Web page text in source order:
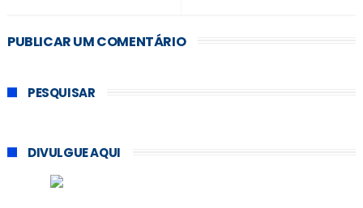
PUBLICAR UM COMENTÁRIO
PESQUISAR
DIVULGUE AQUI